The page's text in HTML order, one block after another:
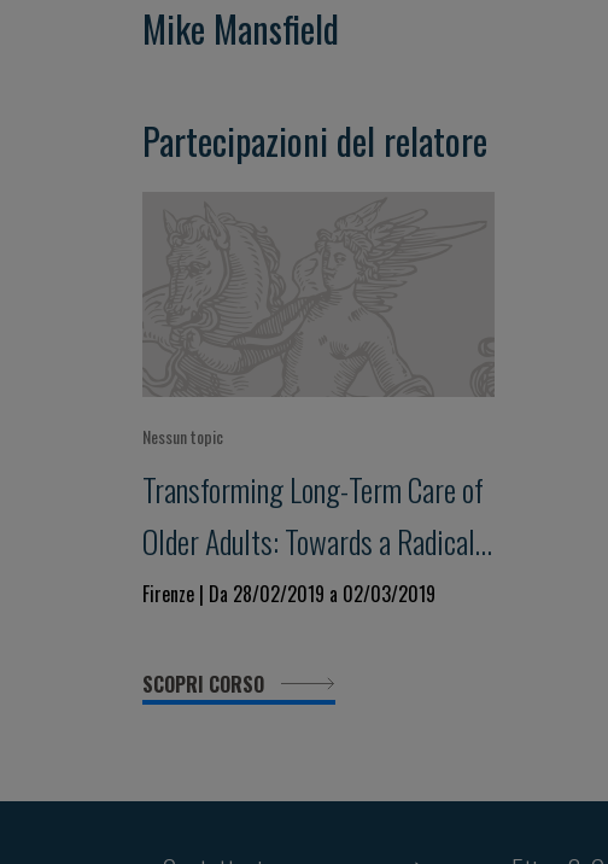
Mike Mansfield
Partecipazioni del relatore
Nessun topic
Transforming Long-Term Care of
Older Adults: Towards a Radically
New Vision
Firenze | Da 28/02/2019 a 02/03/2019
SCOPRI CORSO